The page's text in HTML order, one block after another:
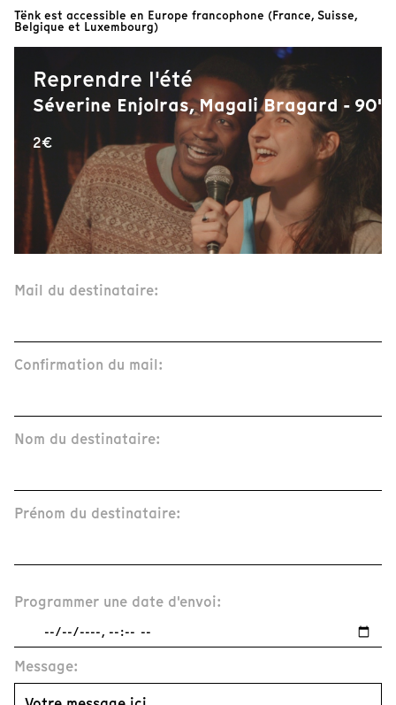
Tënk est accessible en Europe francophone (France, Suisse,
Belgique et Luxembourg)
Reprendre l'été
Séverine Enjolras, Magali Bragard - 90'
2€
Mail du destinataire:
Confirmation du mail:
Nom du destinataire:
Prénom du destinataire:
Programmer une date d'envoi:
Message: